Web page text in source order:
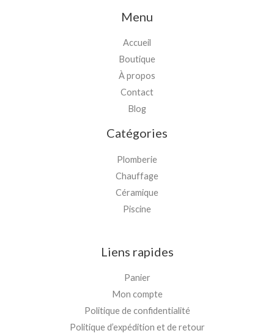
Menu
Accueil
Boutique
À propos
Contact
Blog
Catégories
Plomberie
Chauffage
Céramique
Piscine
Liens rapides
Panier
Mon compte
Politique de confidentialité
Politique d’expédition et de retour